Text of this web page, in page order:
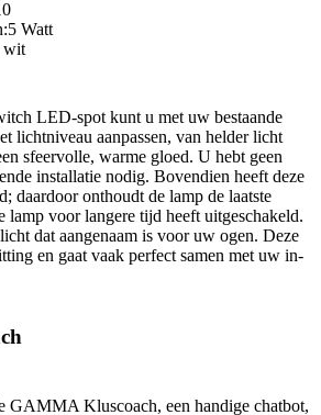
Watt
wit
LED-spot kunt u met uw bestaande
lichtniveau aanpassen, van helder licht
sfeervolle, warme gloed. U hebt geen
installatie nodig. Bovendien heeft deze
daardoor onthoudt de lamp de laatste
lamp voor langere tijd heeft uitgeschakeld.
dat aangenaam is voor uw ogen. Deze
en gaat vaak perfect samen met uw in-
GAMMA Kluscoach, een handige chatbot,